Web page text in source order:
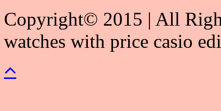
Copyright© 2015 | All
watches with price casio